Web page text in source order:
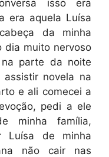
isso era
era aquela Luísa
da minha
dia muito nervoso
parte da noite
novela na
e ali comecei a
pedi a ele
minha família,
Luísa de minha
não cair nas